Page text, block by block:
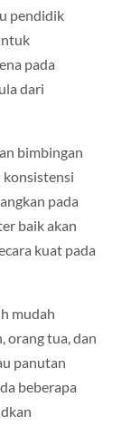
pendidik
pada
dari
bimbingan
konsistensi
pada
baik akan
kuat pada
mudah
orang tua, dan
panutan
beberapa